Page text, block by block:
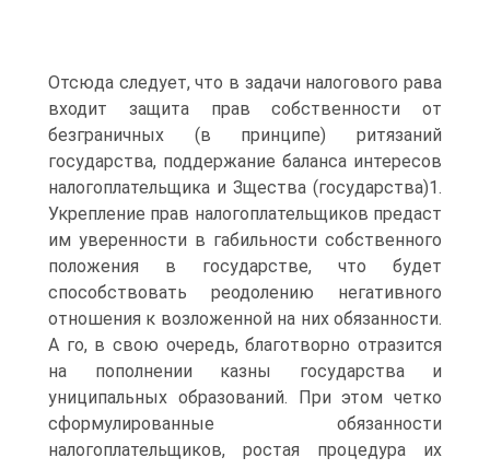
Отсюда следует, что в задачи налогового рава
входит защита прав собственности от
безграничных (в принципе) ритязаний
государства, поддержание баланса интересов
налогоплательщика и Зщества (государства)1.
Укрепление прав налогоплательщиков предаст
им уверенности в габильности собственного
положения в государстве, что будет
способствовать реодолению негативного
отношения к возложенной на них обязанности.
А го, в свою очередь, благотворно отразится
на пополнении казны государства и
униципальных образований. При этом четко
сформулированные обязанности
налогоплательщиков, ростая процедура их